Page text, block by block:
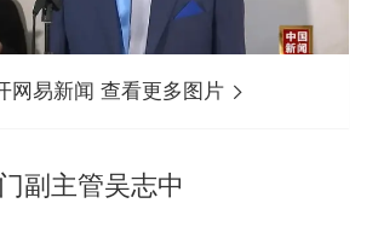
网易新闻 查看更多图片
副主管吴志中